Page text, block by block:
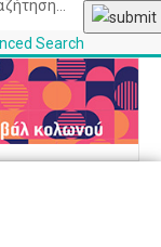
Search